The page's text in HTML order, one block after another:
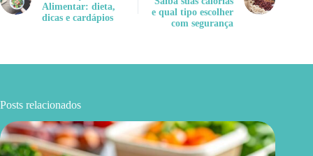
Alimentar: dieta,
dicas e cardápios
e qual tipo escolher
com segurança
Posts relacionados